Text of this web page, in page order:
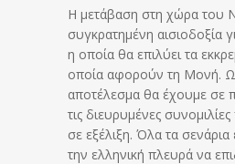
Η μετάβαση στη χώρα του
συγκρατημένη αισιοδοξία
η οποία θα επιλύει τα
οποία αφορούν τη Μονή.
αποτέλεσμα θα έχουμε σε
τις διευρυμένες
σε εξέλιξη. Όλα τα σενάρια
την ελληνική πλευρά να